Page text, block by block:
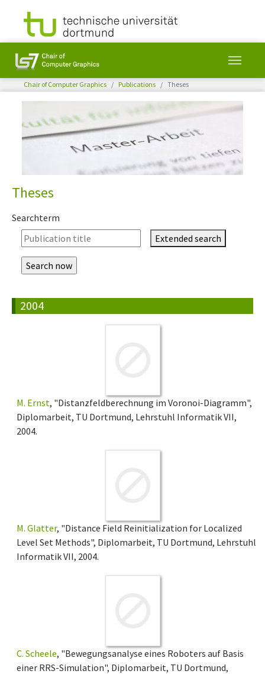
Skip to main content
You are here:
Chair of Computer Graphics Publications Theses
Theses
Searchterm
Extended search
2004
M. Ernst, "Distanzfeldberechnung im Voronoi-Diagramm",
Diplomarbeit, TU Dortmund, Lehrstuhl Informatik VII,
2004.
M. Glatter, "Distance Field Reinitialization for Localized
Level Set Methods", Diplomarbeit, TU Dortmund, Lehrstuhl
Informatik VII, 2004.
C. Scheele, "Bewegungsanalyse eines Roboters auf Basis
einer RRS-Simulation", Diplomarbeit, TU Dortmund,